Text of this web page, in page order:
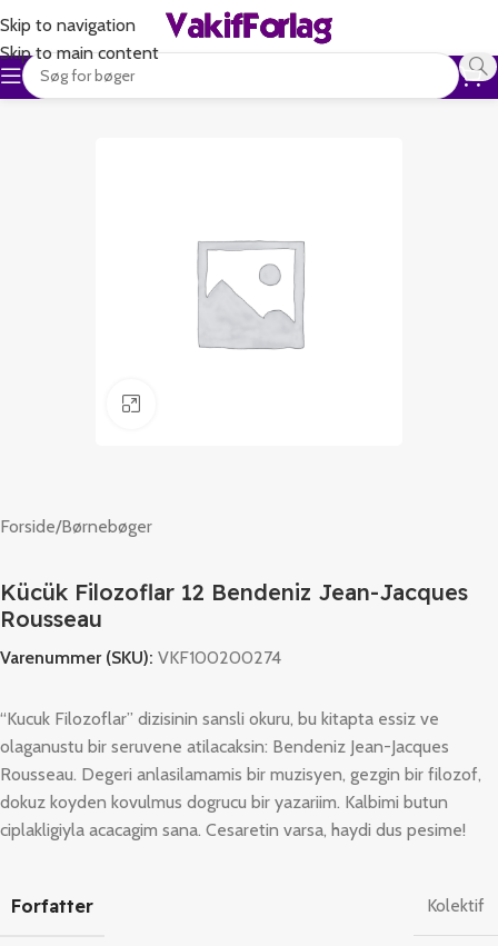
Skip to navigation
Skip to main content
Forside/Børnebøger
Kücük Filozoflar 12 Bendeniz Jean-Jacques
Rousseau
Varenummer (SKU): VKF100200274
“Kucuk Filozoflar” dizisinin sansli okuru, bu kitapta essiz ve
olaganustu bir seruvene atilacaksin: Bendeniz Jean-Jacques
Rousseau. Degeri anlasilamamis bir muzisyen, gezgin bir filozof,
dokuz koyden kovulmus dogrucu bir yazariim. Kalbimi butun
ciplakligiyla acacagim sana. Cesaretin varsa, haydi dus pesime!
Forfatter Kolektif